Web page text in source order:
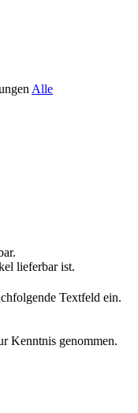
Alle
lieferbar ist.
Textfeld ein.
Kenntnis genommen.